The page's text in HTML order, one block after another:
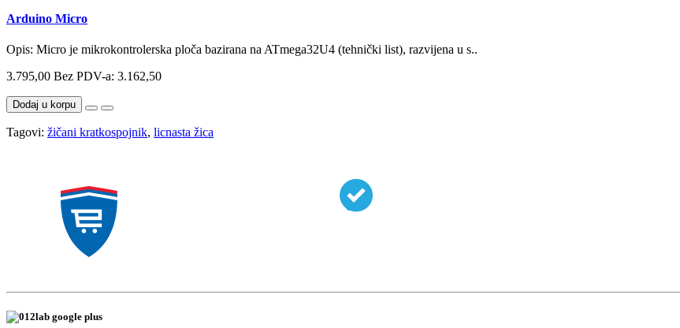
Arduino Micro
Opis: Micro je mikrokontrolerska ploča bazirana na ATmega32U4 (tehnički list), razvijena u s..
3.795,00 Bez PDV-a: 3.162,50
Dodaj u korpu
Tagovi: žičani kratkospojnik, licnasta žica